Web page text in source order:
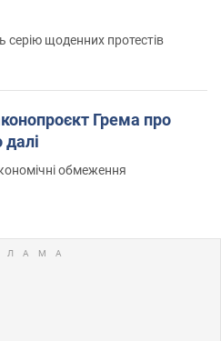
щоденних протестів
Грема про
далі
обмеження